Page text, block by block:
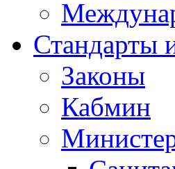
Стандарты
Законы
Кабмин